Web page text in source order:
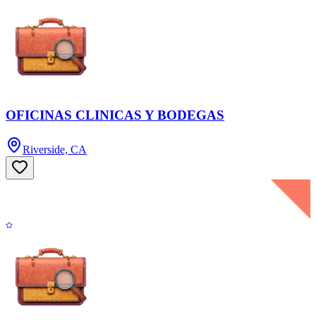
OFICINAS CLINICAS Y BODEGAS
Riverside, CA